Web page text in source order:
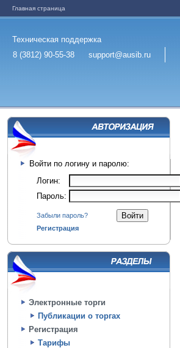
Главная страница
Техническая поддержка
8 (3812) 90-55-38
support@ausib.ru
Войти по логину и паролю:
Логин:
Пароль:
Забыли пароль?
Регистрация
Электронные торги
Публикации о торгах
Регистрация
Тарифы